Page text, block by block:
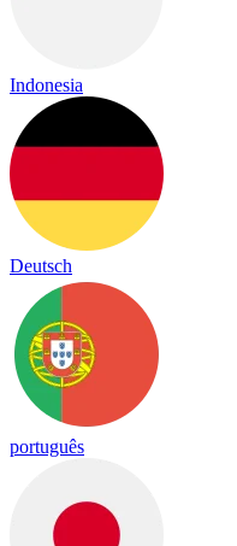
Indonesia
Deutsch
português